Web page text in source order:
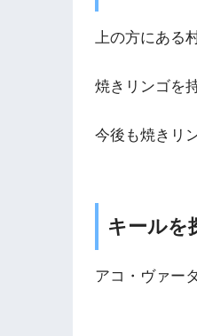
上の方にある
焼きリンゴを
今後も焼きリ
キールを
アコ・ヴァー